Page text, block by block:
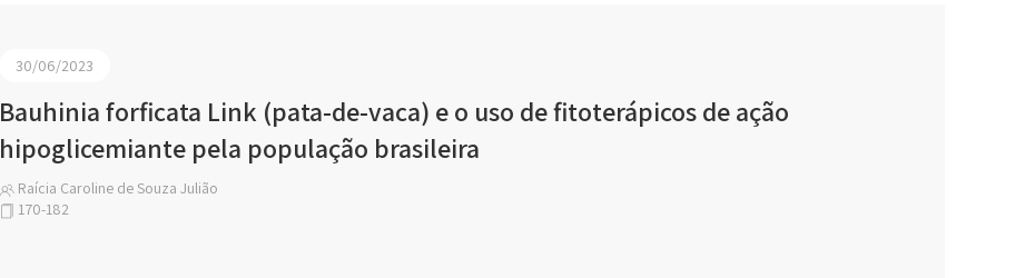
30/06/2023
Bauhinia forficata Link (pata-de-vaca) e o uso de fitoterápicos de ação
hipoglicemiante pela população brasileira
Raícia Caroline de Souza Julião
170-182